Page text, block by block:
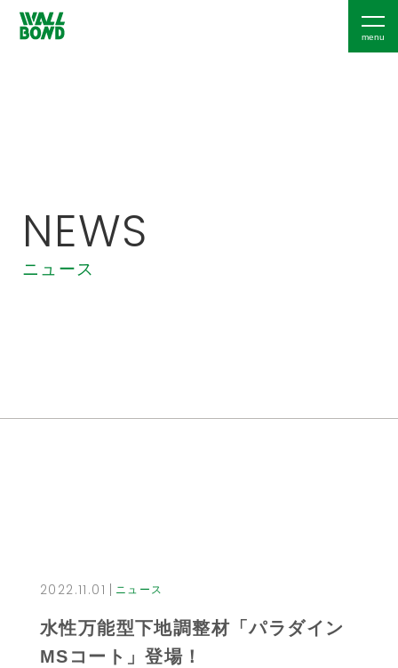
NEWS
ニュース
2022.11.01 ニュース
水性万能型下地調整材「パラダイン
MSコート」登場！